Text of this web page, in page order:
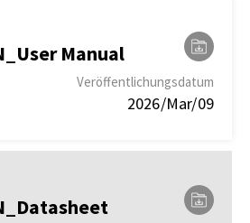
Manual
Veröffentlichungsdatum
2026/Mar/09